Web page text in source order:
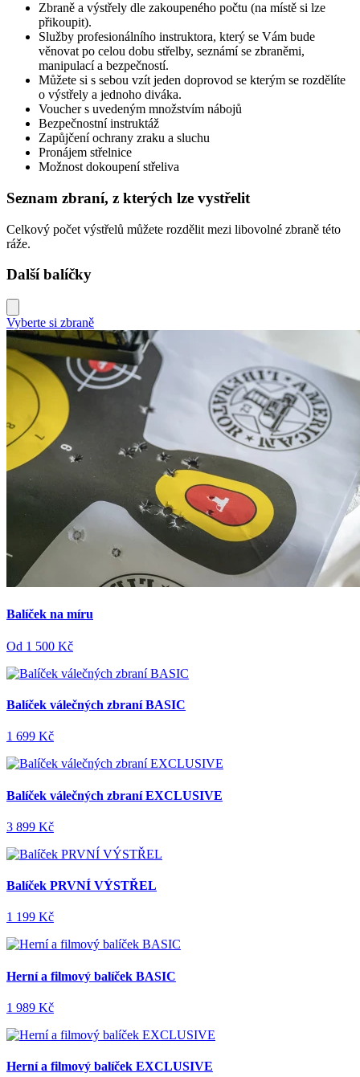
Zbraně a výstřely dle zakoupeného počtu (na místě si lze
přikoupit).
Služby profesionálního instruktora, který se Vám bude
věnovat po celou dobu střelby, seznámí se zbraněmi,
manipulací a bezpečností.
Můžete si s sebou vzít jeden doprovod se kterým se rozdělíte
o výstřely a jednoho diváka.
Voucher s uvedeným množstvím nábojů
Bezpečnostní instruktáž
Zapůjčení ochrany zraku a sluchu
Pronájem střelnice
Možnost dokoupení střeliva
Seznam zbraní, z kterých lze vystřelit
Celkový počet výstřelů můžete rozdělit mezi libovolné zbraně této
ráže.
Další balíčky
Vyberte si zbraně
Balíček na míru
Od 1 500 Kč
Balíček válečných zbraní BASIC
1 699 Kč
Balíček válečných zbraní EXCLUSIVE
3 899 Kč
Balíček PRVNÍ VÝSTŘEL
1 199 Kč
Herní a filmový balíček BASIC
1 989 Kč
Herní a filmový balíček EXCLUSIVE